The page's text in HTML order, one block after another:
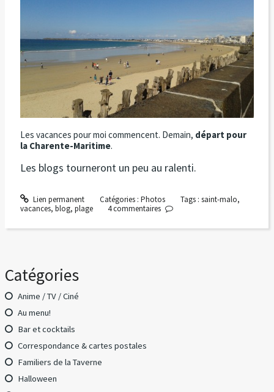
Les vacances pour moi commencent. Demain, départ pour
la Charente-Maritime.
Les blogs tourneront un peu au ralenti.
Lien permanent Catégories : Photos Tags : saint-malo,
vacances, blog, plage 4commentaires
Catégories
Anime / TV / Ciné
Au menu!
Bar et cocktails
Correspondance & cartes postales
Familiers de la Taverne
Halloween